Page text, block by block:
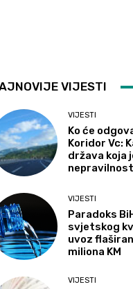
VIJESTI
VIJESTI
Ko će
Koridor Vc:
država koja
VIJESTI
Paradoks
svjetskog
uvoz
miliona KM
VIJESTI